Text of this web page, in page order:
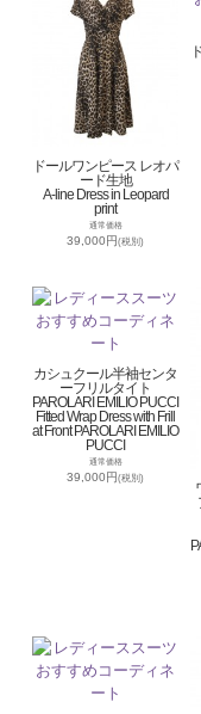
ドールワンピース レオパ
ード生地
A-line Dress in Leopard
print
通常価格
39,000円(税別)
カシュクール半袖センタ
ーフリルタイト
PAROLARI EMILIO PUCCI
Fitted Wrap Dress with Frill
at Front PAROLARI EMILIO
PUCCI
通常価格
39,000円(税別)